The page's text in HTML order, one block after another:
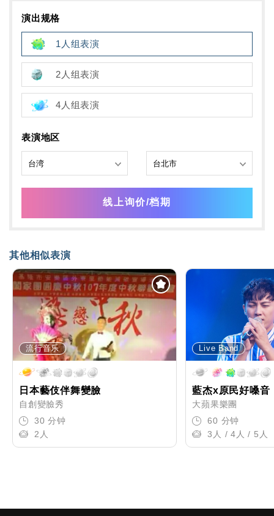
演出规格
1人组表演
2人组表演
4人组表演
表演地区
线上询价/档期
其他相似表演
流行音乐
日本藝伎伴舞變臉
自創變臉秀
30 分钟
2人
Live Band
藍杰x原民好嗓音
大蘋果樂團
60 分钟
3人 / 4人 / 5人